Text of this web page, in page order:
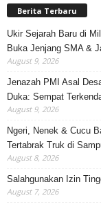
Berita Terbaru
Ukir Sejarah Baru di
Buka Jenjang SMA &
August 9, 2026
Jenazah PMI Asal
Duka: Sempat
August 9, 2026
Ngeri, Nenek & Cucu
Tertabrak Truk di
August 8, 2026
Salahgunakan Izin
August 7, 2026